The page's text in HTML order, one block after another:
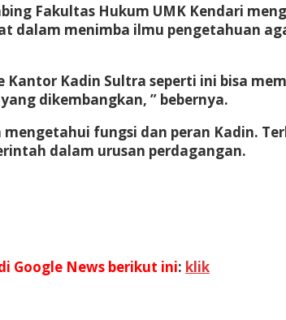
Fakultas Hukum UMK Kendari
dalam menimba ilmu pengetahuan
Kantor Kadin Sultra seperti ini bisa
dikembangkan, ” bebernya.
mengetahui fungsi dan peran Kadin.
dalam urusan perdagangan.
Google News berikut ini: klik